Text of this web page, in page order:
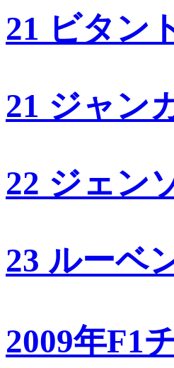
21 ビタン
21 ジャン
22 ジェン
23 ルーベ
2009年F1